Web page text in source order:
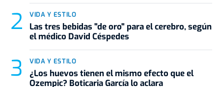
VIDA Y ESTILO
Las tres bebidas "de oro" para el cerebro, según
el médico David Céspedes
VIDA Y ESTILO
¿Los huevos tienen el mismo efecto que el
Ozempic? Boticaria García lo aclara